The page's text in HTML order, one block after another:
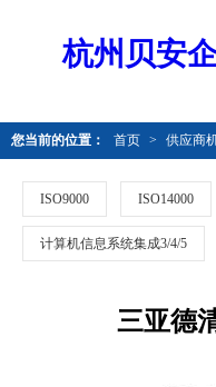
杭州贝安
您当前的位置： 首页 > 供应商
ISO9000 ISO14000
计算机信息系统集成3/4/5
三亚德